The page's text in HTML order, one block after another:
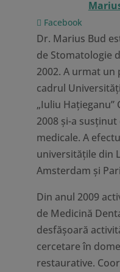
Facebook
Dr. Marius Bud
de Stomatologie
2002. A urmat
cadrul
„Iuliu Hațieganu”
2008 și-a
medicale. A
universitățile din
Amsterdam și
Din anul 2009
de Medicină
desfășoară
cercetare în
restaurative.